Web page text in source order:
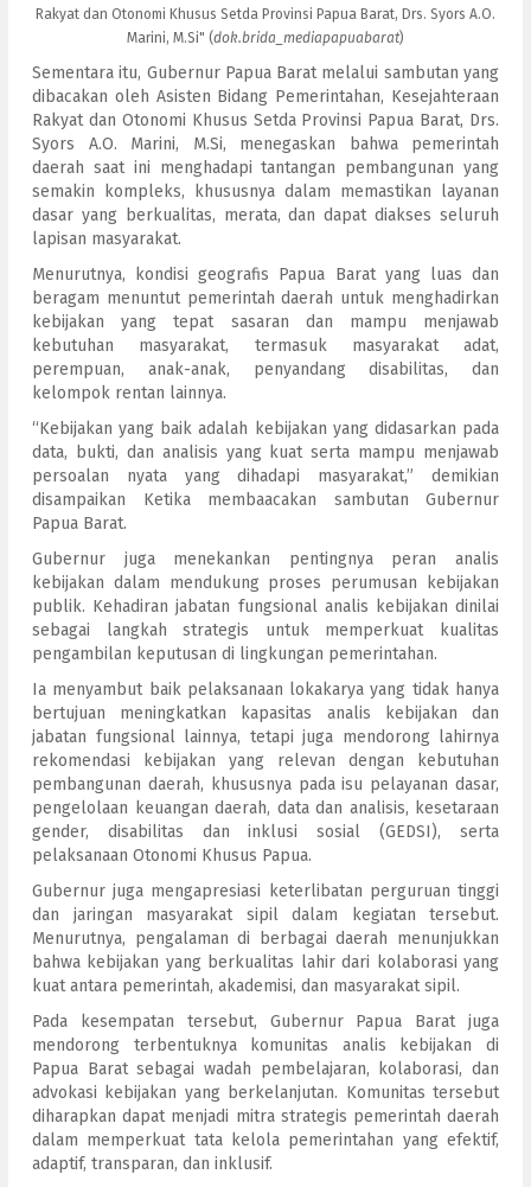
Rakyat dan Otonomi Khusus Setda Provinsi Papua Barat, Drs. Syors A.O.
Marini, M.Si" (dok.brida_mediapapuabarat)
Sementara itu, Gubernur Papua Barat melalui sambutan yang
dibacakan oleh Asisten Bidang Pemerintahan, Kesejahteraan
Rakyat dan Otonomi Khusus Setda Provinsi Papua Barat, Drs.
Syors A.O. Marini, M.Si, menegaskan bahwa pemerintah
daerah saat ini menghadapi tantangan pembangunan yang
semakin kompleks, khususnya dalam memastikan layanan
dasar yang berkualitas, merata, dan dapat diakses seluruh
lapisan masyarakat.
Menurutnya, kondisi geografis Papua Barat yang luas dan
beragam menuntut pemerintah daerah untuk menghadirkan
kebijakan yang tepat sasaran dan mampu menjawab
kebutuhan masyarakat, termasuk masyarakat adat,
perempuan, anak-anak, penyandang disabilitas, dan
kelompok rentan lainnya.
“Kebijakan yang baik adalah kebijakan yang didasarkan pada
data, bukti, dan analisis yang kuat serta mampu menjawab
persoalan nyata yang dihadapi masyarakat,” demikian
disampaikan Ketika membaacakan sambutan Gubernur
Papua Barat.
Gubernur juga menekankan pentingnya peran analis
kebijakan dalam mendukung proses perumusan kebijakan
publik. Kehadiran jabatan fungsional analis kebijakan dinilai
sebagai langkah strategis untuk memperkuat kualitas
pengambilan keputusan di lingkungan pemerintahan.
Ia menyambut baik pelaksanaan lokakarya yang tidak hanya
bertujuan meningkatkan kapasitas analis kebijakan dan
jabatan fungsional lainnya, tetapi juga mendorong lahirnya
rekomendasi kebijakan yang relevan dengan kebutuhan
pembangunan daerah, khususnya pada isu pelayanan dasar,
pengelolaan keuangan daerah, data dan analisis, kesetaraan
gender, disabilitas dan inklusi sosial (GEDSI), serta
pelaksanaan Otonomi Khusus Papua.
Gubernur juga mengapresiasi keterlibatan perguruan tinggi
dan jaringan masyarakat sipil dalam kegiatan tersebut.
Menurutnya, pengalaman di berbagai daerah menunjukkan
bahwa kebijakan yang berkualitas lahir dari kolaborasi yang
kuat antara pemerintah, akademisi, dan masyarakat sipil.
Pada kesempatan tersebut, Gubernur Papua Barat juga
mendorong terbentuknya komunitas analis kebijakan di
Papua Barat sebagai wadah pembelajaran, kolaborasi, dan
advokasi kebijakan yang berkelanjutan. Komunitas tersebut
diharapkan dapat menjadi mitra strategis pemerintah daerah
dalam memperkuat tata kelola pemerintahan yang efektif,
adaptif, transparan, dan inklusif.